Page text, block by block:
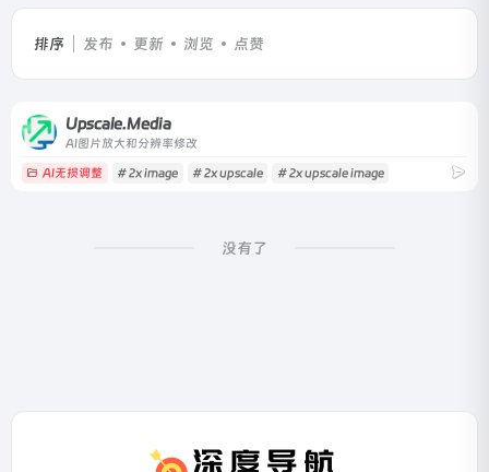
排序 发布 更新 浏览 点赞
Upscale.Media
AI图片放大和分辨率修改
AI无损调整 # 2x image # 2x upscale # 2x upscale image
没有了